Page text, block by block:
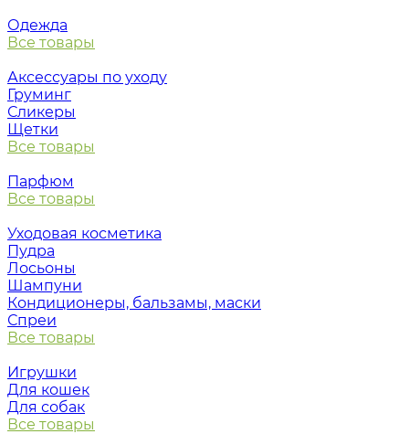
Одежда
Все товары
Аксессуары по уходу
Груминг
Сликеры
Щетки
Все товары
Парфюм
Все товары
Уходовая косметика
Пудра
Лосьоны
Шампуни
Кондиционеры, бальзамы, маски
Спреи
Все товары
Игрушки
Для кошек
Для собак
Все товары